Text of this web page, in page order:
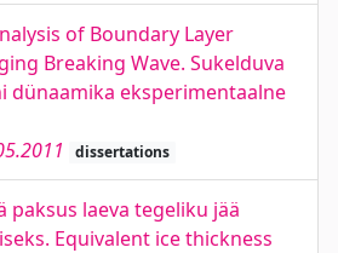
of Boundary Layer
Breaking Wave. Sukelduva
dünaamika eksperimentaalne
dissertations
paksus laeva tegeliku jää
Equivalent ice thickness